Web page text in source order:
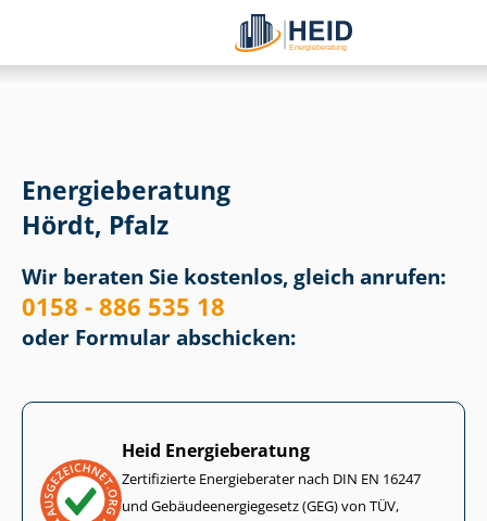
Energieberatung
Hördt, Pfalz
Wir beraten Sie kostenlos, gleich anrufen:
0158 - 886 535 18
oder Formular abschicken:
Heid Energieberatung
Zertifizierte Energieberater nach DIN EN 16247
und Ge­bäu­de­en­er­gie­ge­setz (GEG) von TÜV,